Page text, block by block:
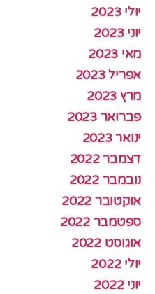
יולי 2023
יוני 2023
מאי 2023
אפריל 2023
מרץ 2023
פברואר 2023
ינואר 2023
דצמבר 2022
נובמבר 2022
אוקטובר 2022
ספטמבר 2022
אוגוסט 2022
יולי 2022
יוני 2022